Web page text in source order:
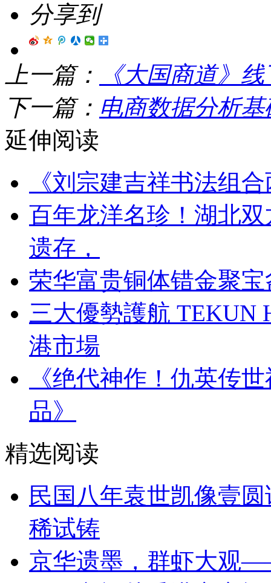
分享到
上一篇：
《大国商道》
下一篇： 电商数据分析
延伸阅读
《刘宗建吉祥书法组
百年龙洋名珍！湖北
遗存，
荣华富贵铜体错金聚
三大優勢護航 TEKUN
港市場
《绝代神作！仇英传
品》
精选阅读
民国八年袁世凯像壹
稀试铸
京华遗墨，群虾大观